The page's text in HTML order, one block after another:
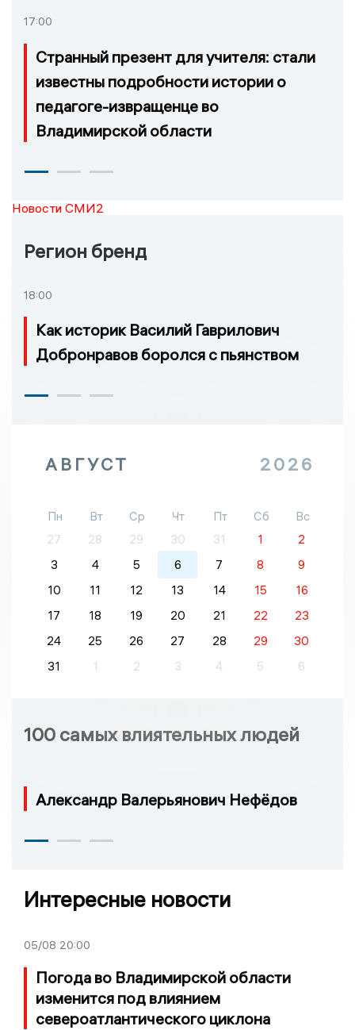
17:00
Странный презент для учителя: стали
известны подробности истории о
педагоге-извращенце во
Владимирской области
Новости СМИ2
Регион бренд
18:00
Как историк Василий Гаврилович
Добронравов боролся с пьянством
АВГУСТ 2026
Пн Вт Ср Чт Пт Сб
Вс
27
28 29 30 31 1
2
3
4 5 6 7 8
9
10
11 12 13 14 15
16
17
18 19 20 21 22
23
24
25 26 27 28 29
30
31
1 2 3 4 5 6
100 самых влиятельных людей
Александр Валерьянович Нефёдов
Интересные новости
05/08 20:00
Погода во Владимирской области
изменится под влиянием
североатлантического циклона